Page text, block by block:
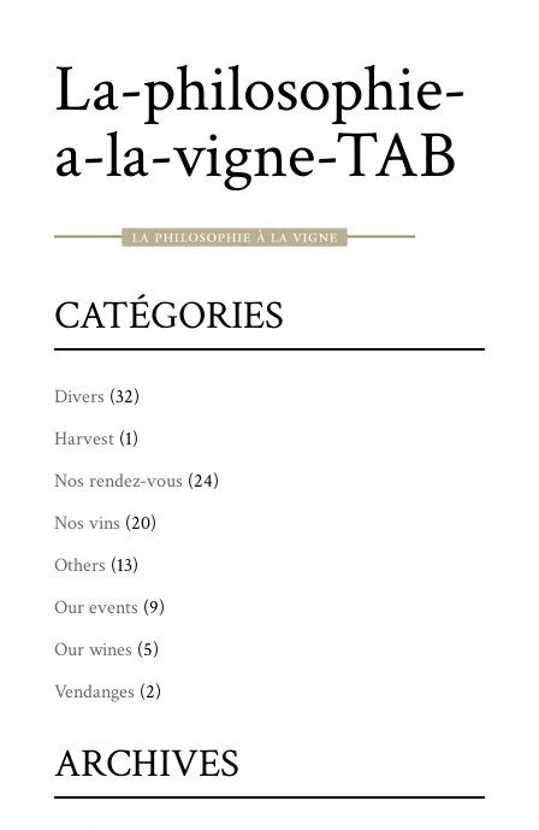
La-philosophie-
a-la-vigne-TAB
CATÉGORIES
Divers (32)
Harvest(1)
Nos rendez-vous (24)
Nos vins (20)
Others (13)
Our events (9)
Our wines (5)
Vendanges (2)
ARCHIVES